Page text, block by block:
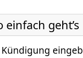
einfach geht’s